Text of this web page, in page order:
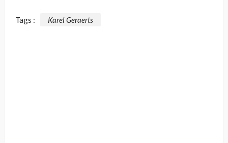
Tags : Karel Geraerts